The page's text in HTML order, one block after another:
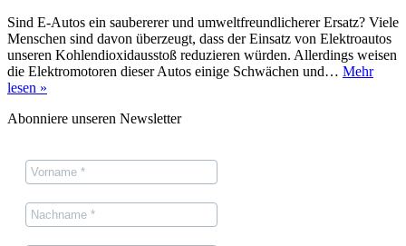
Sind E-Autos ein saubererer und umweltfreundlicherer Ersatz? Viele
Menschen sind davon überzeugt, dass der Einsatz von Elektroautos
unseren Kohlendioxidausstoß reduzieren würden. Allerdings weisen
die Elektromotoren dieser Autos einige Schwächen und… Mehr
lesen »
Autos
wofür
wir
sie
halten?
Abonniere unseren Newsletter